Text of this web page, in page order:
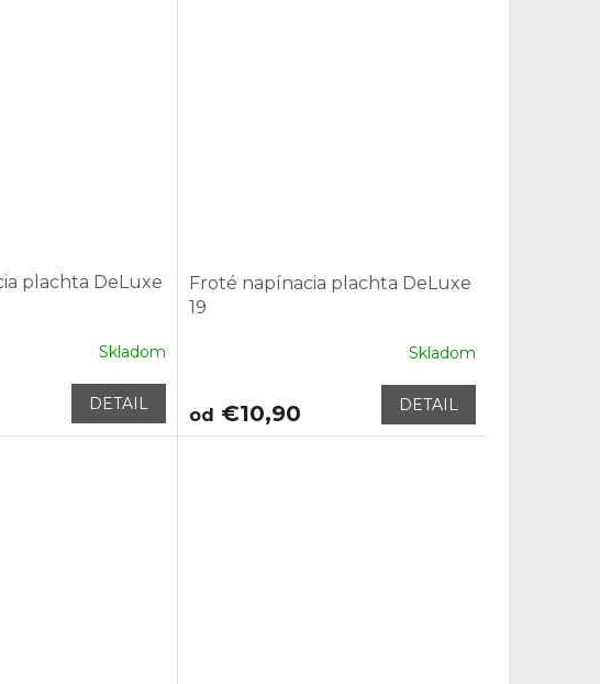
plachta DeLuxe
Skladom
DETAIL
Froté napínacia plachta DeLuxe
19
Skladom
od €10,90 DETAIL